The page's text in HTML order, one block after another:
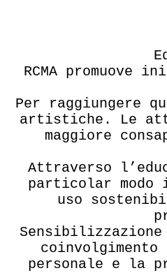
RCMA promuove
Per raggiungere
artistiche. Le
maggiore
Attraverso
particolar modo
uso
personale e la